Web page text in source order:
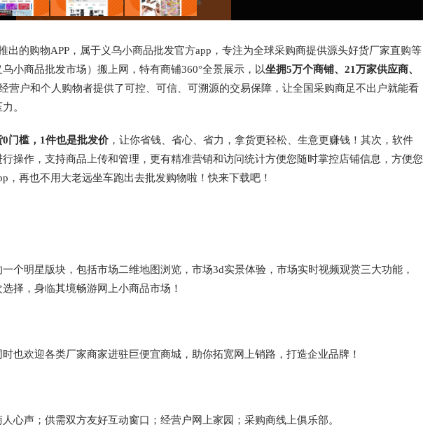
出的购物APP，属于义乌小商品批发官方app，专注为全球采购商提供源头好货厂家直购等
小商品批发市场）搬上网，特有商铺360°全景展示，以坐拥5万个商铺、21万家供应商、
营户和个人购物者提供了可控、可信、可溯源的交易保障，让全国采购商足不出户就能看
。
门槛，1件也是批发价 ，让你省钱、省心、省力，拿货更轻松、生意更赚钱！其次，软件
操作，支持商品上传和管理，更有精准营销和访问统计方便您随时掌控店铺信息，方便您
，再也不用大老远坐车跑出去批发购物啦！快来下载吧！
个明星版块，包括市场二维地图浏览，市场3d实景体验，市场实时视频观赏三大功能，
择，身临其境畅游网上小商品市场！
也欢迎各类厂家商家进驻巨便宜商城，助你拓宽网上销路，打造企业品牌！
心声；供需双方友好互动窗口；经营户网上家园；采购商线上俱乐部。